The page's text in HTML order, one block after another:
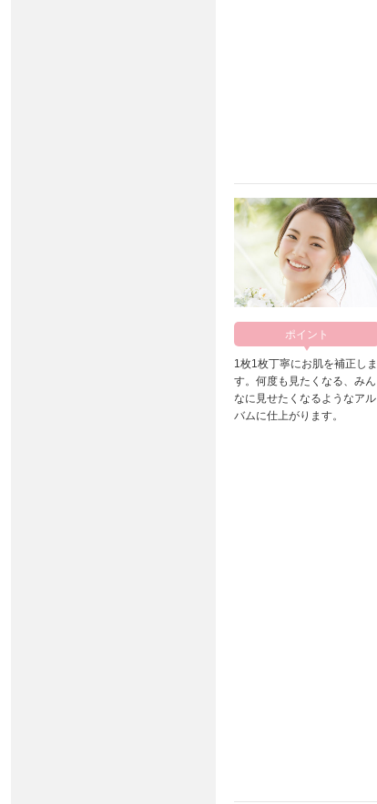
1枚1枚丁寧にお肌を補正しま
す。何度も見たくなる、みん
なに見せたくなるようなアル
バムに仕上がります。